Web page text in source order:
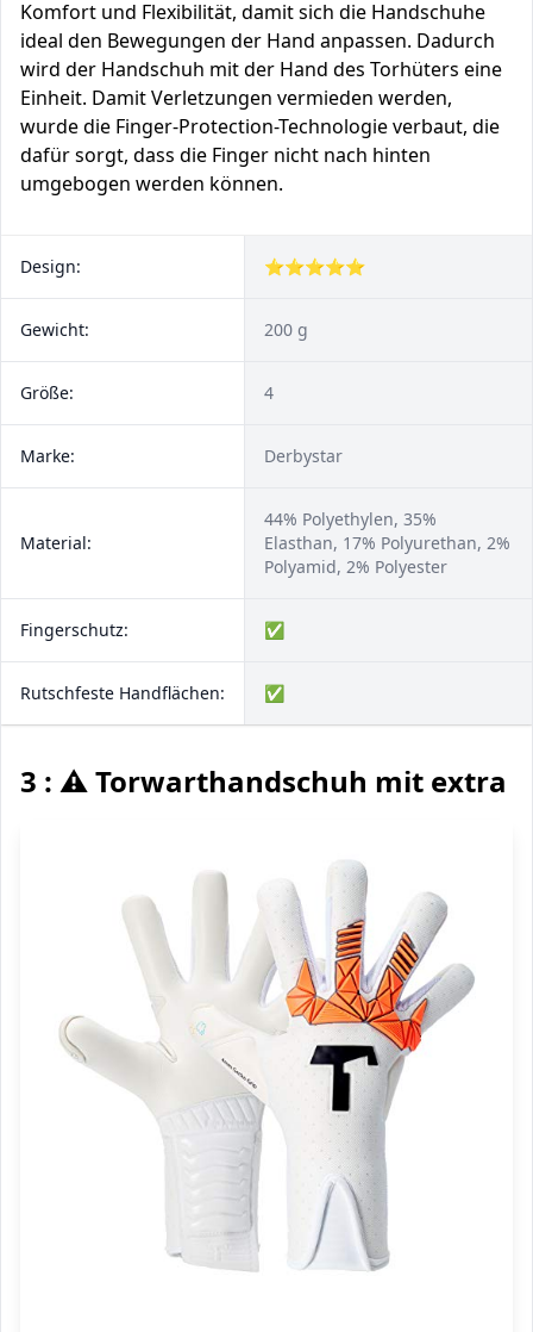
Komfort und Flexibilität, damit sich die Handschuhe
ideal den Bewegungen der Hand anpassen. Dadurch
wird der Handschuh mit der Hand des Torhüters eine
Einheit. Damit Verletzungen vermieden werden,
wurde die Finger-Protection-Technologie verbaut, die
dafür sorgt, dass die Finger nicht nach hinten
umgebogen werden können.
Design: ⭐⭐⭐⭐⭐
Gewicht: 200 g
Größe: 4
Marke: Derbystar
Material:
44% Polyethylen, 35%
Elasthan, 17% Polyurethan, 2%
Polyamid, 2% Polyester
Fingerschutz: ✅
Rutschfeste Handflächen: ✅
3 : ⚠️ Torwarthandschuh mit extra